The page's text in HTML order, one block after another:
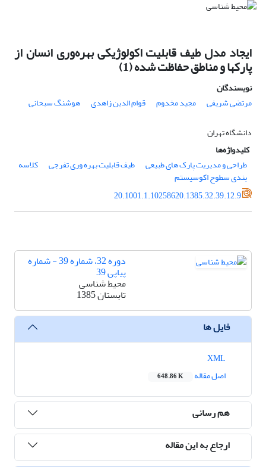
ایجاد مدل طیف قابلیت اکولوژیکی بهره‌وری انسان از
پارکها و مناطق حفاظت شده (1)
نویسندگان
مرتضی شریفی
مجید مخدوم قوام الدین زاهدی
هوشنگ سبحانی
دانشگاه تهران
کلیدواژه‌ها
طراحی و مدیریت پارک های طبیعی
طیف قابلیت بهره وری تفرجی کلاسه
بندی سطوح اکوسیستم
20.1001.1.10258620.1385.32.39.12.9
دوره 32، شماره 39 - شماره
پیاپی 39
محیط شناسی
تابستان 1385
فایل ها
اصل مقاله
648.86 K
هم رسانی
ارجاع به این مقاله